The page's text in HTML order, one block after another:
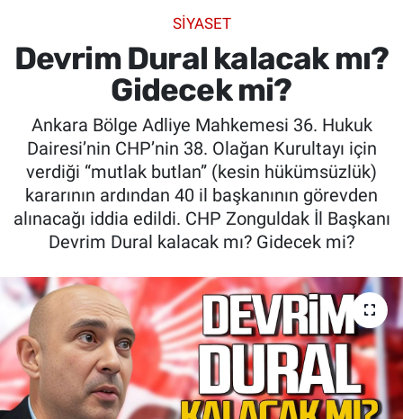
SİYASET
Devrim Dural kalacak mı?
Gidecek mi?
Ankara Bölge Adliye Mahkemesi 36. Hukuk
Dairesi’nin CHP’nin 38. Olağan Kurultayı için
verdiği “mutlak butlan” (kesin hükümsüzlük)
kararının ardından 40 il başkanının görevden
alınacağı iddia edildi. CHP Zonguldak İl Başkanı
Devrim Dural kalacak mı? Gidecek mi?
SAĞLIK